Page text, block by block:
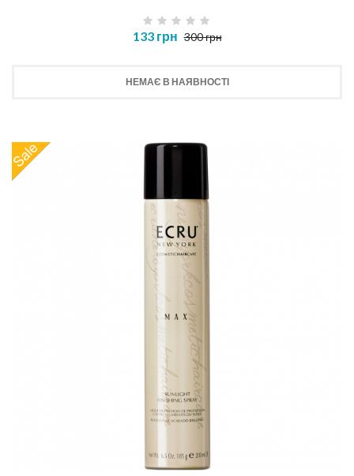
133 грн 300 грн
НЕМАЄ В НАЯВНОСТІ